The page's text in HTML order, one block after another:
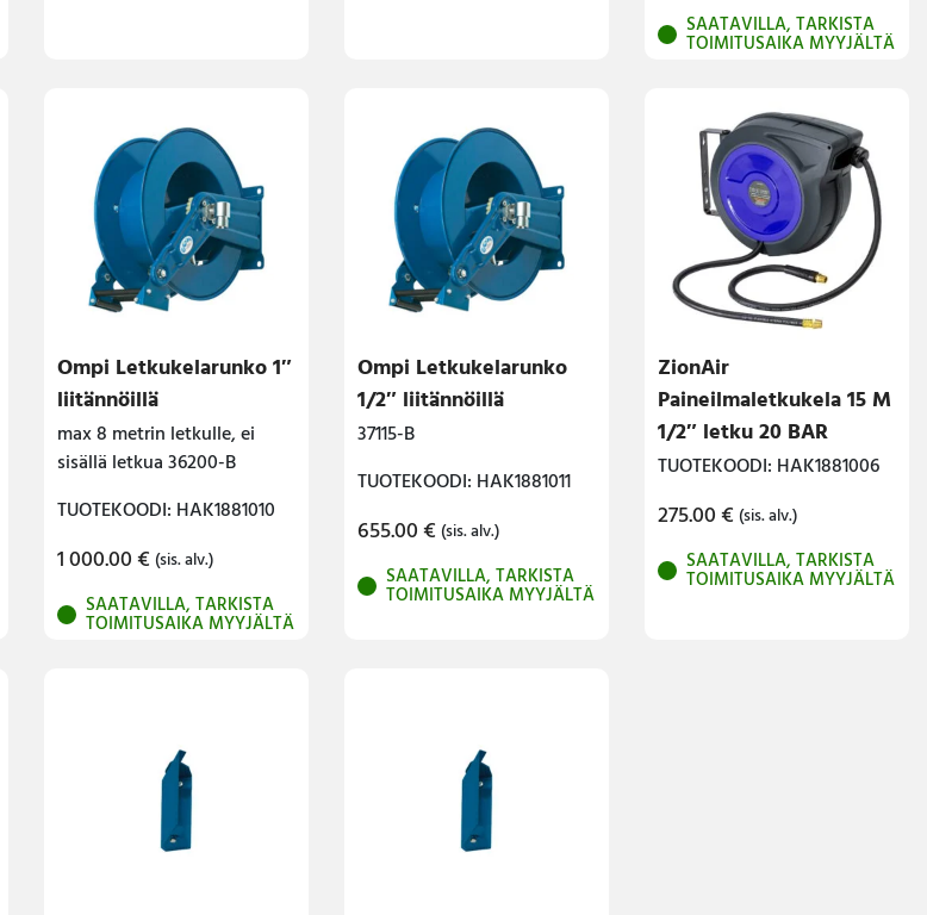
SAATAVILLA, TARKISTA
TOIMITUSAIKA MYYJÄLTÄ
Ompi Letkukelarunko 1″
liitännöillä
max 8 metrin letkulle, ei
sisällä letkua 36200-B
TUOTEKOODI: HAK1881010
1 000.00€ (sis. alv.)
SAATAVILLA, TARKISTA
TOIMITUSAIKA MYYJÄLTÄ
Ompi Letkukelarunko
1/2″ liitännöillä
37115-B
TUOTEKOODI: HAK1881011
655.00€ (sis. alv.)
SAATAVILLA, TARKISTA
TOIMITUSAIKA MYYJÄLTÄ
ZionAir
Paineilmaletkukela 15 M
1/2″ letku 20 BAR
TUOTEKOODI: HAK1881006
275.00€ (sis. alv.)
SAATAVILLA, TARKISTA
TOIMITUSAIKA MYYJÄLTÄ